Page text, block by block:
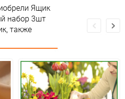
Сухое, проветриваемое
помещение
1
Ящик
набор 3шт
также